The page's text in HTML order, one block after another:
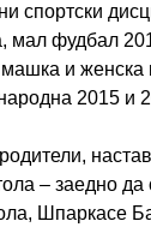
спортски
мал фудбал
и женска
2015 и
– заедно
Шпаркасе
заштитени со
употреба на